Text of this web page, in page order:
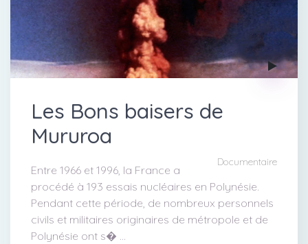
Les Bons baisers de
Mururoa
Documentaire
Entre 1966 et 1996, la France a
procédé à 193 essais nucléaires en Polynésie.
Pendant cette période, de nombreux personnels
civils et militaires originaires de métropole et de
Polynésie ont s� ...